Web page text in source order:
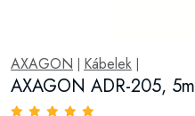
AXAGON Kábelek
AXAGON ADR-205, 5m